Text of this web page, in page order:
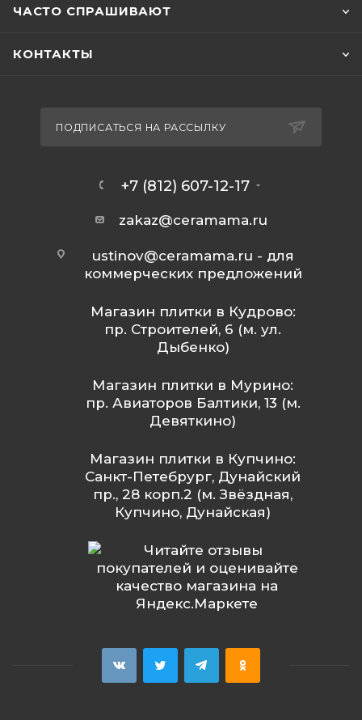
ЧАСТО СПРАШИВАЮТ
КОНТАКТЫ
ПОДПИСАТЬСЯ НА РАССЫЛКУ
+7 (812) 607-12-17
zakaz@ceramama.ru
ustinov@ceramama.ru - для
коммерческих предложений
Магазин плитки в Кудрово:
пр. Строителей, 6 (м. ул.
Дыбенко)
Магазин плитки в Мурино:
пр. Авиаторов Балтики, 13 (м.
Девяткино)
Магазин плитки в Купчино:
Санкт-Петебрург, Дунайский
пр., 28 корп.2 (м. Звёздная,
Купчино, Дунайская)